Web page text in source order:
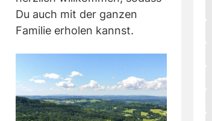
Du auch mit der ganzen
Familie erholen kannst.